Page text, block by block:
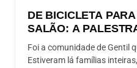
DE BICICLETA
SALÃO: A
O SEMINÁRIO DE
GENTIL-RS
Foi a comunidade de Gentil
Estiveram lá famílias